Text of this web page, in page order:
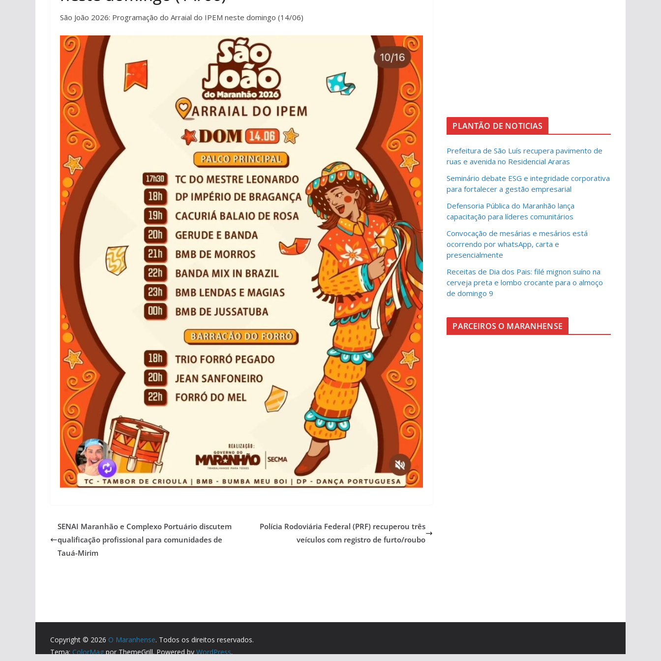
São João 2026: Programação do Arraial do IPEM neste domingo (14/06)
SENAI Maranhão e Complexo Portuário discutem
qualificação profissional para comunidades de
Tauá-Mirim
Polícia Rodoviária Federal (PRF) recuperou três
veículos com registro de furto/roubo
PLANTÃO DE NOTICIAS
Prefeitura de São Luís recupera pavimento de
ruas e avenida no Residencial Araras
Seminário debate ESG e integridade corporativa
para fortalecer a gestão empresarial
Defensoria Pública do Maranhão lança
capacitação para líderes comunitários
Convocação de mesárias e mesários está
ocorrendo por whatsApp, carta e
presencialmente
Receitas de Dia dos Pais: filé mignon suíno na
cerveja preta e lombo crocante para o almoço
de domingo 9
PARCEIROS O MARANHENSE
Copyright © 2026 O Maranhense. Todos os direitos reservados.
Tema: ColorMag por ThemeGrill. Powered by WordPress.